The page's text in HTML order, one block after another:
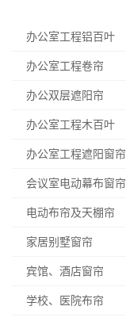
办公室工程铝百叶
办公室工程卷帘
办公双层遮阳帘
办公室工程木百叶
办公室工程遮阳窗帘
会议室电动幕布窗帘
电动布帘及天棚帘
家居别墅窗帘
宾馆、酒店窗帘
学校、医院布帘